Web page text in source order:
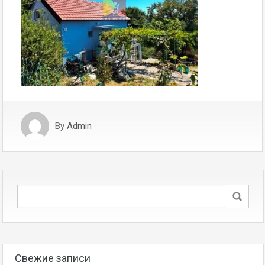
By Admin
Свежие записи